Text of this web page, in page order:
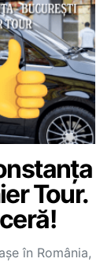
Tour.
în România,